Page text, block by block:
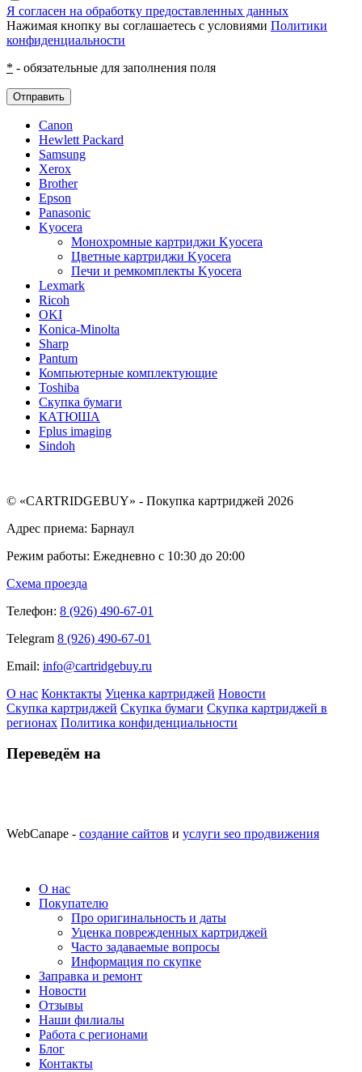
Я согласен на обработку предоставленных данных
Нажимая кнопку вы соглашаетесь с условиями Политики
конфиденциальности
* - обязательные для заполнения поля
Отправить
Canon
Hewlett Packard
Samsung
Xerox
Brother
Epson
Panasonic
Kyocera
Монохромные картриджи Kyocera
Цветные картриджи Kyocera
Печи и ремкомплекты Kyocera
Lexmark
Ricoh
OKI
Konica-Minolta
Sharp
Pantum
Компьютерные комплектующие
Toshiba
Скупка бумаги
КАТЮША
Fplus imaging
Sindoh
© «CARTRIDGEBUY» - Покупка картриджей 2026
Адрес приема: Барнаул
Режим работы: Ежедневно с 10:30 до 20:00
Схема проезда
Телефон: 8 (926) 490-67-01
Telegram 8 (926) 490-67-01
Email: info@cartridgebuy.ru
О нас Конктакты Уценка картриджей Новости
Скупка картриджей Скупка бумаги Скупка картриджей в
регионах Политика конфиденциальности
Переведём на
WebCanape - создание сайтов и услуги seo продвижения
О нас
Покупателю
Про оригинальность и даты
Уценка поврежденных картриджей
Часто задаваемые вопросы
Информация по скупке
Заправка и ремонт
Новости
Отзывы
Наши филиалы
Работа с регионами
Блог
Контакты